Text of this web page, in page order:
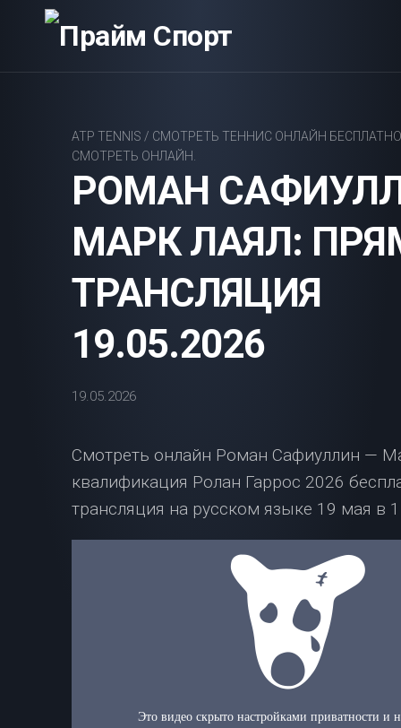
Перейти
содержанию
ATP TENNIS / СМОТРЕТЬ ТЕННИС ОНЛАЙН БЕСПЛАТНО
СМОТРЕТЬ ОНЛАЙН.
РОМАН
МАРК ЛАЯЛ:
ТРАНСЛЯЦИЯ
19.05.2026
19.05.2026
Смотреть онлайн Роман Сафиуллин —
квалификация Ролан Гаррос 2026
трансляция на русском языке 19 мая в